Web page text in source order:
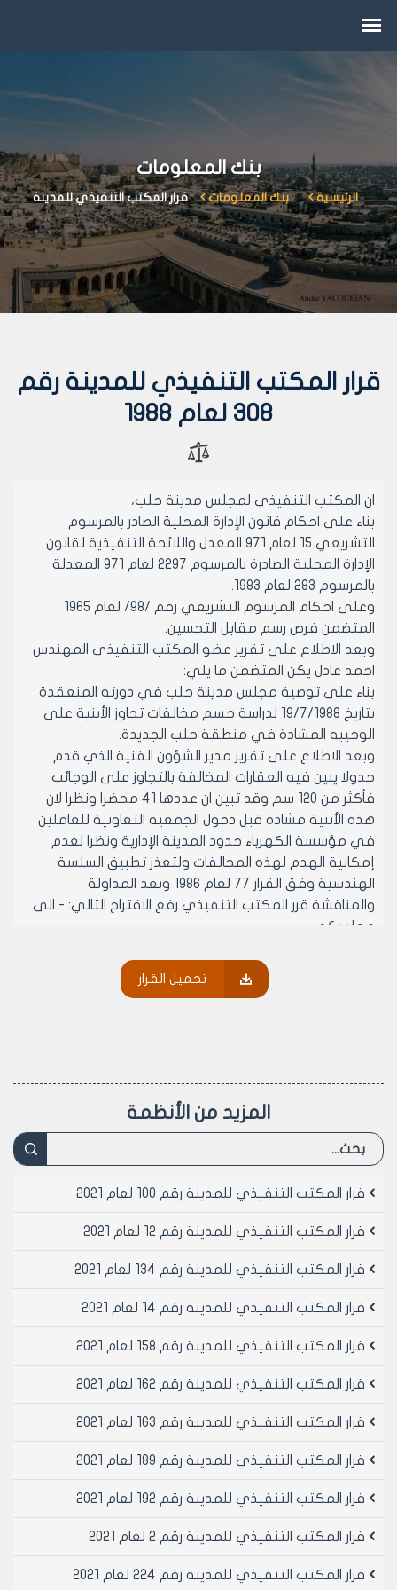
بنك المعلومات
الرئيسية بنك المعلومات قرار المكتب التنفيذي للمدينة
قرار المكتب التنفيذي للمدينة رقم
308 لعام 1988
ان المكتب التنفيذي لمجلس مدينة حلب،
بناء على احكام قانون الإدارة المحلية الصادر بالمرسوم
التشريعي 15 لعام 971 المعدل واللائحة التنفيذية لقانون
الإدارة المحلية الصادرة بالمرسوم 2297 لعام 971 المعدلة
بالمرسوم 283 لعام 1983.
وعلى احكام المرسوم التشريعي رقم /98/ لعام 1965
المتضمن فرض رسم مقابل التحسين.
وبعد الاطلاع على تقرير عضو المكتب التنفيذي المهندس
احمد عادل يكن المتضمن ما يلي:
بناء على توصية مجلس مدينة حلب في دورته المنعقدة
بتاريخ 19/7/1988 لدراسة حسم مخالفات تجاوز الأبنية على
الوجيبه المشادة في منطقة حلب الجديدة.
وبعد الاطلاع على تقرير مدير الشؤون الفنية الذي قدم
جدولا يبين فيه العقارات المخالفة بالتجاوز على الوجائب
فأكثر من 120 سم وقد تبين ان عددها 41 محضرا ونظرا لان
هذه الأبنية مشادة قبل دخول الجمعية التعاونية للعاملين
في مؤسسة الكهرباء حدود المدينة الإدارية ونظرا لعدم
إمكانية الهدم لهذه المخالفات ولتعذر تطبيق السلسة
الهندسية وفق القرار 77 لعام 1986 وبعد المداولة
والمناقشة قرر المكتب التنفيذي رفع الاقتراح التالي: - الى
مجلسكم.
2-تقدر المنفعة ب /800/ ل.س المتر المربع الطابقي من
2-تقدر المنفعة ب /800/ ل.س المتر المربع الطابقي من
التجاوز والغرامة ضعف المنفعة.
الوجائب.
اقصى لحسم هذه المخالفات.
6-ينشر هذا القرار في لوحة إعلانات مجلس المدينة ويبلغ
المحافظة اصولا.
رئيس المكتب التنفيذي لمجلس مدينة
حلب
المهندس مأمون المدرس
تحميل القرار
المزيد من الأنظمة
قرار المكتب التنفيذي للمدينة رقم 100 لعام 2021
قرار المكتب التنفيذي للمدينة رقم 12 لعام 2021
قرار المكتب التنفيذي للمدينة رقم 134 لعام 2021
قرار المكتب التنفيذي للمدينة رقم 14 لعام 2021
قرار المكتب التنفيذي للمدينة رقم 158 لعام 2021
قرار المكتب التنفيذي للمدينة رقم 162 لعام 2021
قرار المكتب التنفيذي للمدينة رقم 163 لعام 2021
قرار المكتب التنفيذي للمدينة رقم 189 لعام 2021
قرار المكتب التنفيذي للمدينة رقم 192 لعام 2021
قرار المكتب التنفيذي للمدينة رقم 2 لعام 2021
قرار المكتب التنفيذي للمدينة رقم 224 لعام 2021